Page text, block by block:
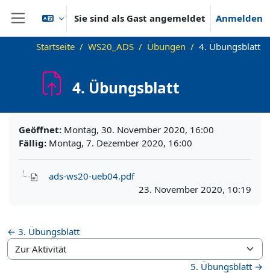
Zum Hauptinhalt
Website-Übersicht
Sie sind als Gast angemeldet Anmelden
Startseite WS20_ADS Übungen 4. Übungsblatt
4. Übungsblatt
Geöffnet: Montag, 30. November 2020, 16:00
Fällig: Montag, 7. Dezember 2020, 16:00
ads-ws20-ueb04.pdf
23. November 2020, 10:19
← 3. Übungsblatt
Zur Aktivität
5. Übungsblatt →